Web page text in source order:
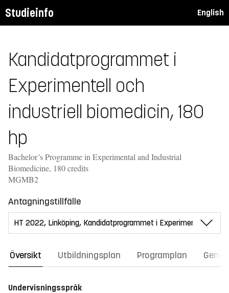
Studieinfo English
Kandidatprogrammet i
Experimentell och
industriell biomedicin, 180
hp
Bachelor´s Programme in Experimental and Industrial
Biomedicine, 180 credits
MGMB2
Antagningstillfälle
Översikt Utbildningsplan Programplan
Undervisningsspråk